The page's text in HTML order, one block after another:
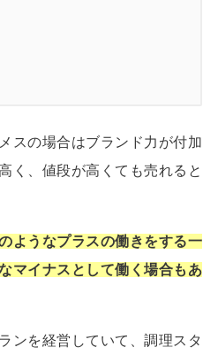
スの場合はブランド力が付加
く、値段が高くても売れると
ようなプラスの働きをする一
マイナスとして働く場合もあ
ンを経営していて、調理スタ